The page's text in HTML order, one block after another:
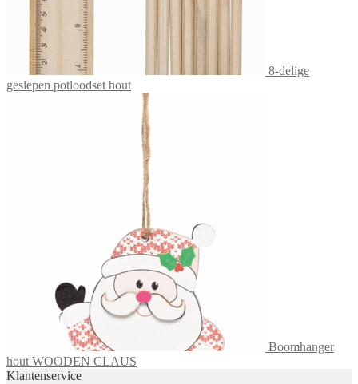
8-delige
geslepen potloodset hout
Boomhanger
hout WOODEN CLAUS
Klantenservice